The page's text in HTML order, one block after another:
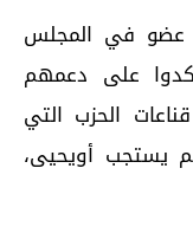
خصوم أويحيى المشكلين من 100 عضو في المجلس
على دعمهم
الحزب التي
يستجب أويحيى،